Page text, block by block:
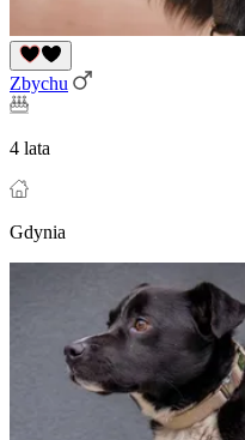
Zbychu
4 lata
Gdynia